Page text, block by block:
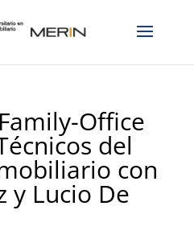
Office
del
con
y Lucio De